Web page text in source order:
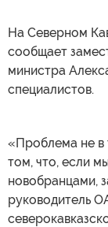
На Северном
сообщает
министра
специалистов.
«Проблема не в
том, что, если
новобранцами,
руководитель